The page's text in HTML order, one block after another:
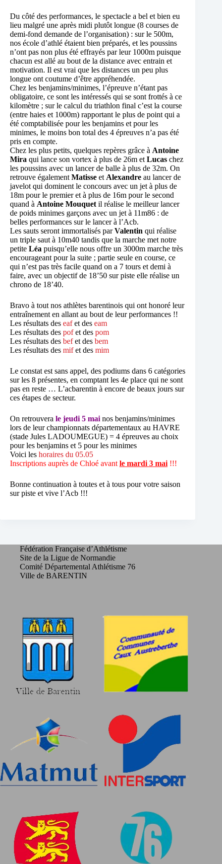
Du côté des performances, le spectacle a bel et bien eu
lieu malgré une après midi plutôt longue (8 courses de
demi-fond demande de l’organisation) : sur le 500m,
nos école d’athlé étaient bien préparés, et les poussins
n’ont pas non plus été effrayés par leur 1000m puisque
chacun est allé au bout de la distance avec entrain et
motivation. Il est vrai que les distances un peu plus
longue ont coutume d’être appréhendée.
Chez les benjamins/minimes, l’épreuve n’étant pas
obligatoire, ce sont les intéressés qui se sont frottés à ce
kilomètre ; sur le calcul du triathlon final c’est la course
(entre haies et 1000m) rapportant le plus de point qui a
été comptabilisée pour les benjamins et pour les
minimes, le moins bon total des 4 épreuves n’a pas été
pris en compte.
Chez les plus petits, quelques repères grâce à Antoine
Mira qui lance son vortex à plus de 26m et Lucas chez
les poussins avec un lancer de balle à plus de 32m. On
retrouve également Matisse et Alexandre au lancer de
javelot qui dominent le concours avec un jet à plus de
18m pour le premier et à plus de 16m pour le second
quand à Antoine Mouquet il réalise le meilleur lancer
de poids minimes garçons avec un jet à 11m86 : de
belles performances sur le lancer à l’Acb.
Les sauts seront immortalisés parValentin qui réalise
un triple saut à 10m40 tandis que la marche met notre
petite Léa puisqu’elle nous offre un 3000m marche très
encourageant pour la suite ; partie seule en course, ce
qui n’est pas très facile quand on a 7 tours et demi à
faire, avec un objectif de 18’50 sur piste elle réalise un
chrono de 18’40.
Bravo à tout nos athlètes barentinois qui ont honoré leur
entraînement en allant au bout de leur performances !!
Les résultats des eafet des eam
Les résultats des pofet des pom
Les résultats des befet des bem
Les résultats des mifet des mim
Le constat est sans appel, des podiums dans 6 catégories
sur les 8 présentes, en comptant les 4e place qui ne sont
pas en reste … L’acbarentin à encore de beaux jours sur
ces étapes de secteur.
On retrouvera le jeudi 5 mai nos benjamins/minimes
lors de leur championnats départementaux au HAVRE
(stade Jules LADOUMEGUE) = 4 épreuves au choix
pour les benjamins et 5 pour les minimes
Voici les horaires du 05.05
Inscriptions auprès de Chloé avant le mardi 3 mai !!!
Bonne continuation à toutes et à tous pour votre saison
sur piste et vive l’Acb !!!
Fédération Française d’Athlétisme
Site de la Ligue de Normandie
Comité Départemental Athlétisme 76
Ville de BARENTIN